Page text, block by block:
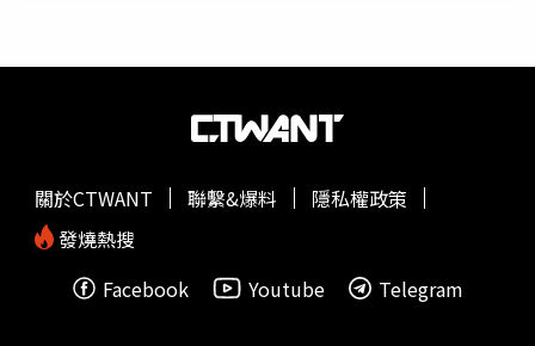
關於CTWANT 聯繫&爆料
隱私權政策
發燒熱搜
Facebook
Youtube Telegram